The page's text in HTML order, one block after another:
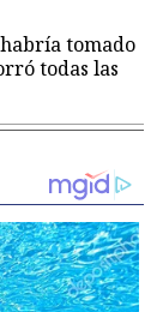
tomado
todas las